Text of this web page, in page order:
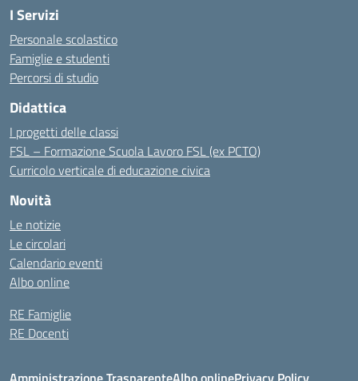
I Servizi
Personale scolastico
Famiglie e studenti
Percorsi di studio
Didattica
I progetti delle classi
FSL – Formazione Scuola Lavoro FSL (ex PCTO)
Curricolo verticale di educazione civica
Novità
Le notizie
Le circolari
Calendario eventi
Albo online
RE Famiglie
RE Docenti